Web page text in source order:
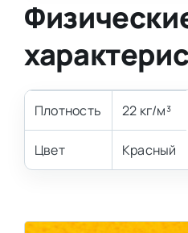
Плотность 22 кг/м³
Цвет Красный